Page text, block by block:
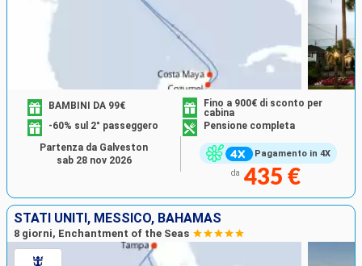
Pagamento in 4X
BAMBINI DA 99€
Fino a 900€ di sconto per
cabina
-60% sul 2° passeggero
Pensione completa
da 435 €
Partenza da Galveston
sab 28 nov 2026
STATI UNITI, MESSICO, BAHAMAS
8 giorni, Enchantment of the Seas